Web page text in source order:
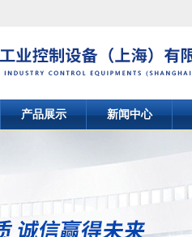
产品展示 新闻中心